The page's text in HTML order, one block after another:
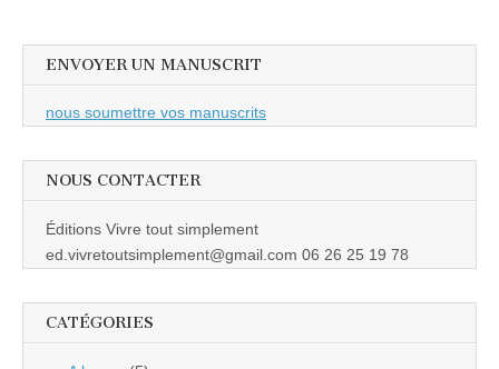
ENVOYER UN MANUSCRIT
nous soumettre vos manuscrits
NOUS CONTACTER
Éditions Vivre tout simplement
ed.vivretoutsimplement@gmail.com 06 26 25 19 78
CATÉGORIES